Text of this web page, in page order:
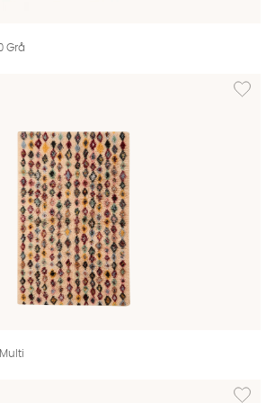
Grå Finns även i dessa färger:
Grå Grå
Grå
Lägg
Lägg